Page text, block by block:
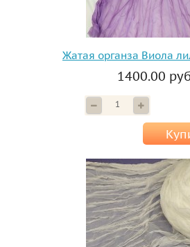
Жатая органза Виола
1400.00